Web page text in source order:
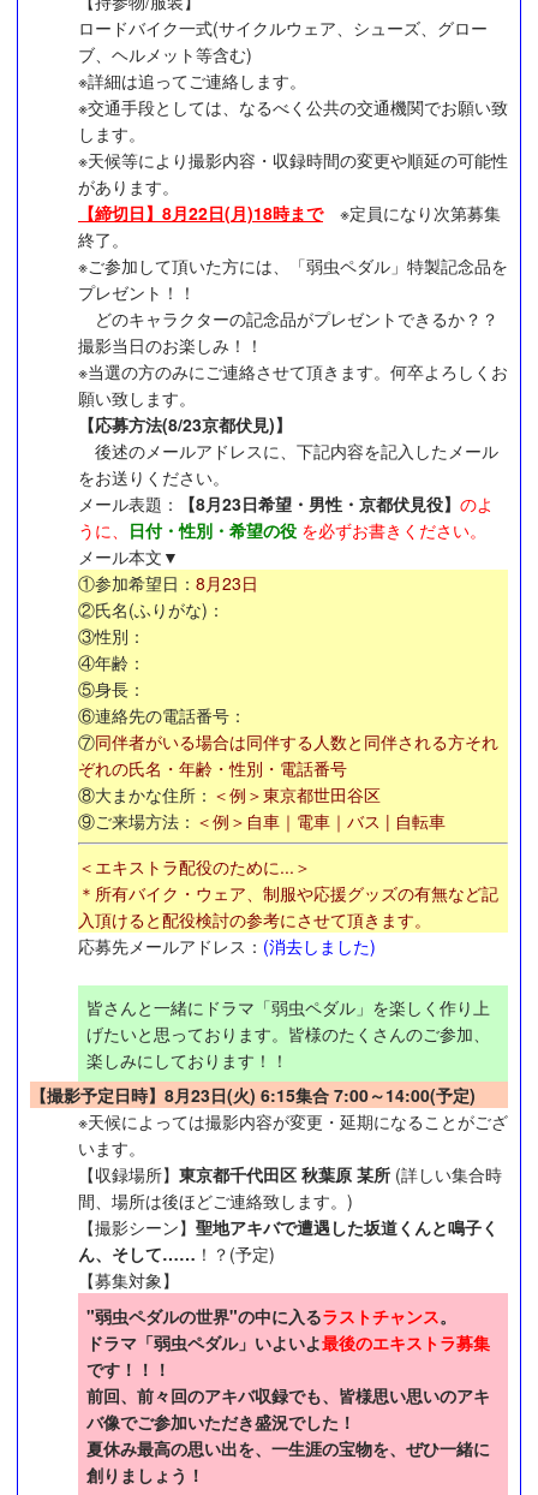
ロードバイク一式(サイクルウェア、シューズ、グロー
ブ、ヘルメット等含む)
※詳細は追ってご連絡します。
※交通手段としては、なるべく公共の交通機関でお願い致
します。
※天候等により撮影内容・収録時間の変更や順延の可能性
があります。
【締切日】 8月22日(月)18時まで※定員になり次第募集
終了。
※ご参加して頂いた方には、「弱虫ペダル」特製記念品を
プレゼント！！
どのキャラクターの記念品がプレゼントできるか？？
撮影当日のお楽しみ！！
※当選の方のみにご連絡させて頂きます。何卒よろしくお
願い致します。
【応募方法(8/23京都伏見)】
後述のメールアドレスに、下記内容を記入したメール
をお送りください。
メール表題：
【8月23日希望・男性・京都伏見役】 のよ
うに、 日付・性別・希望の役 を必ずお書きください。
メール本文▼
①参加希望日： 8月23日
②氏名(ふりがな)：
③性別：
④年齢：
⑤身長：
⑥連絡先の電話番号：
⑦同伴者がいる場合は同伴する人数と同伴される方それ
ぞれの氏名・年齢・性別・電話番号
⑧大まかな住所： ＜例＞東京都世田谷区
⑨ご来場方法： ＜例＞自車｜電車｜バス | 自転車
＜エキストラ配役のために...＞
＊所有バイク・ウェア、制服や応援グッズの有無など記
入頂けると配役検討の参考にさせて頂きます。
応募先メールアドレス： (消去しました)
皆さんと一緒にドラマ「弱虫ペダル」を楽しく作り上
げたいと思っております。皆様のたくさんのご参加、
楽しみにしております！！
【撮影予定日時】8月23日(火) 6:15集合 7:00～14:00(予定)
※天候によっては撮影内容が変更・延期になることがござ
います。
【収録場所】 東京都千代田区 秋葉原 某所 (詳しい集合時
間、場所は後ほどご連絡致します。)
【撮影シーン】 聖地アキバで遭遇した坂道くんと鳴子く
ん、そして…… ！？(予定)
【募集対象】
"弱虫ペダルの世界"の中に入るラストチャンス。
ドラマ「弱虫ペダル」いよいよ最後のエキストラ募集
です！！！
前回、前々回のアキバ収録でも、皆様思い思いのアキ
バ像でご参加いただき盛況でした！
夏休み最高の思い出を、一生涯の宝物を、ぜひ一緒に
創りましょう！